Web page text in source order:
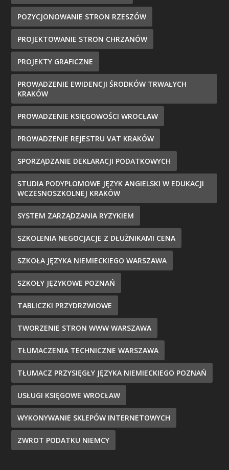
POZYCJONOWANIE STRON RZESZÓW
PROJEKTOWANIE STRON CHRZANÓW
PROJEKTY GRAFICZNE
PROWADZENIE EWIDENCJI ŚRODKÓW TRWAŁYCH
KRAKÓW
PROWADZENIE KSIĘGOWOŚCI WROCŁAW
PROWADZENIE REJESTRU VAT KRAKÓW
SPORZĄDZANIE DEKLARACJI PODATKOWYCH
STUDIA PODYPLOMOWE JĘZYK ANGIELSKI W EDUKACJI
WCZESNOSZKOLNEJ KRAKÓW
SYSTEM ZARZĄDZANIA RYZYKIEM
SZKOLENIA NEGOCJACJE Z DŁUŻNIKAMI CENA
SZKOŁA JĘZYKA NIEMIECKIEGO WARSZAWA
SZKOŁY JĘZYKOWE POZNAŃ
TABLICZKI PRZYDRZWIOWE
TWORZENIE STRON WWW WARSZAWA
TŁUMACZENIA TECHNICZNE WARSZAWA
TŁUMACZ PRZYSIĘGŁY JĘZYKA NIEMIECKIEGO POZNAŃ
USŁUGI KSIĘGOWE WROCŁAW
WYKONYWANIE SKLEPÓW INTERNETOWYCH
ZWROT PODATKU NIEMCY